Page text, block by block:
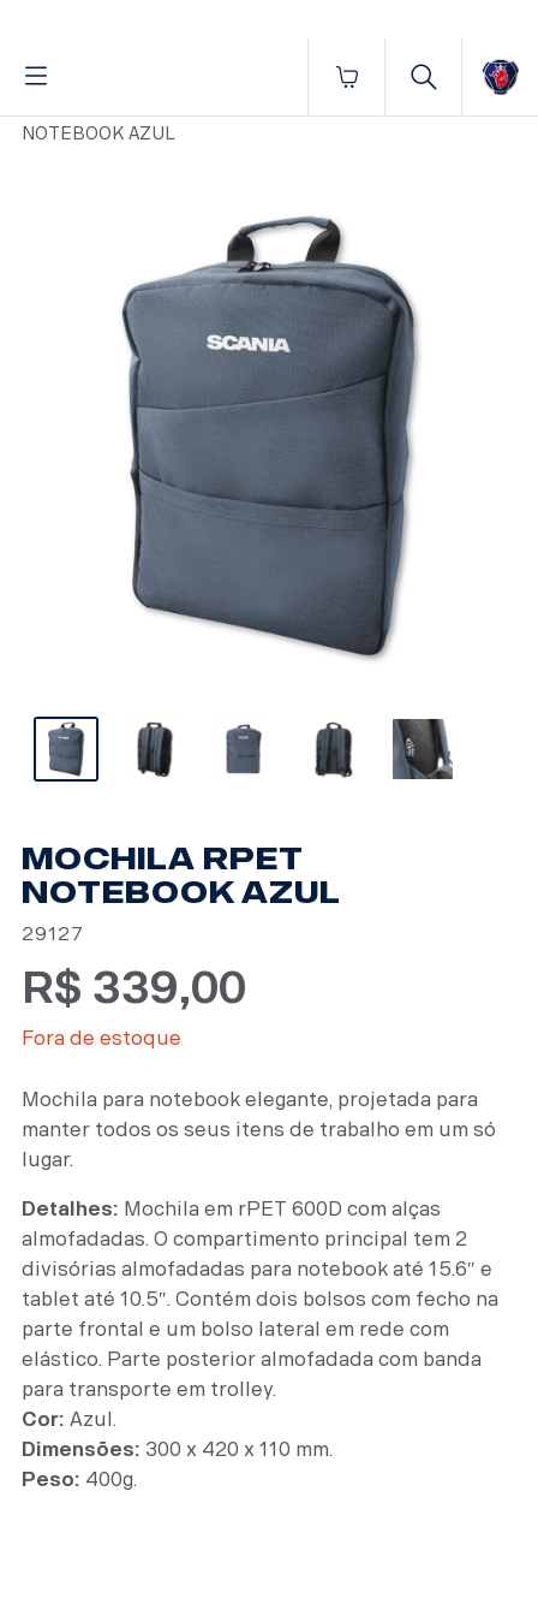
NOTEBOOK AZUL
MOCHILA RPET
NOTEBOOK AZUL
29127
R$ 339,00
Mochila para notebook elegante, projetada para
manter todos os seus itens de trabalho em um só
lugar.
Detalhes: Mochila em rPET 600D com alças
almofadadas. O compartimento principal tem 2
divisórias almofadadas para notebook até 15.6″ e
tablet até 10.5″. Contém dois bolsos com fecho na
parte frontal e um bolso lateral em rede com
elástico. Parte posterior almofadada com banda
para transporte em trolley.
Cor: Azul.
Dimensões: 300 x 420 x 110 mm.
Peso: 400g.
Fora de estoque